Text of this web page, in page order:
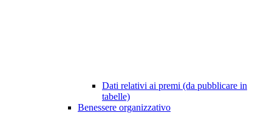
Dati relativi ai premi (da pubblicare in
tabelle)
Benessere organizzativo